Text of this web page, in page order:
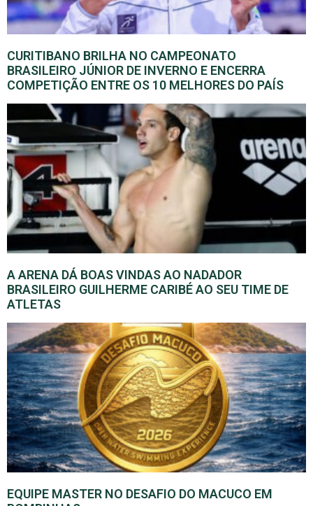
CURITIBANO BRILHA NO CAMPEONATO
BRASILEIRO JÚNIOR DE INVERNO E ENCERRA
COMPETIÇÃO ENTRE OS 10 MELHORES DO PAÍS
A ARENA DÁ BOAS VINDAS AO NADADOR
BRASILEIRO GUILHERME CARIBÉ AO SEU TIME DE
ATLETAS
EQUIPE MASTER NO DESAFIO DO MACUCO EM